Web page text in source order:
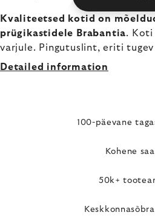
Kvaliteetsed kotid on
prügikastidele Brabantia. Koti
varjule. Pingutuslint, eriti
Detailed information
100-päevane
Kohene
50k+